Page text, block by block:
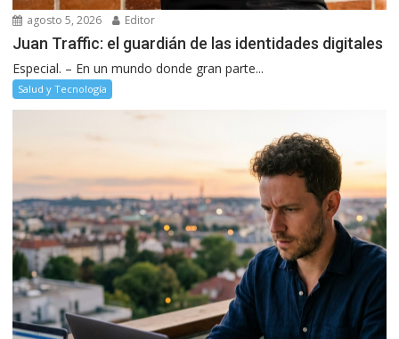
agosto 5, 2026 Editor
Juan Traffic: el guardián de las identidades digitales
Especial. – En un mundo donde gran parte...
Salud y Tecnología